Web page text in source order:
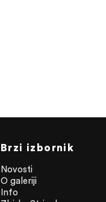
Brzi izbornik
Novosti
O galeriji
Info